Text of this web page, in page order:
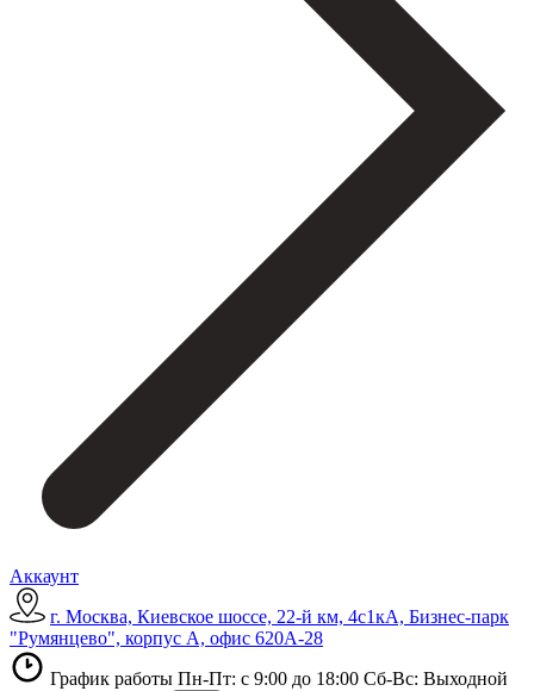
Аккаунт
г. Москва, Киевское шоссе, 22-й км, 4с1кА, Бизнес-парк
"Румянцево", корпус А, офис 620А-28
График работы Пн-Пт: с 9:00 до 18:00 Сб-Вс: Выходной